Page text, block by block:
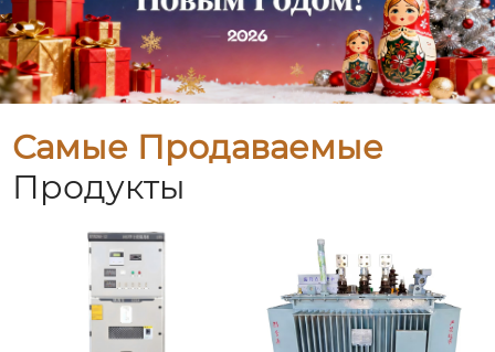
Самые Продаваемые
Продукты